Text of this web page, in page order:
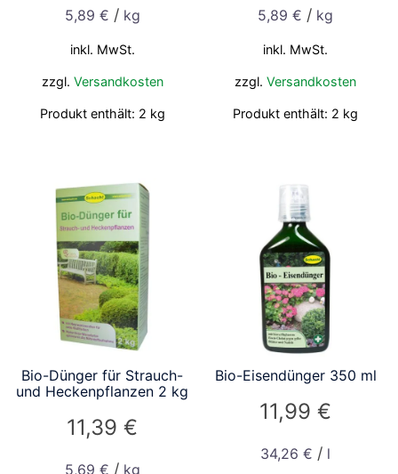
5,89 € / kg
inkl. MwSt.
zzgl. Versandkosten
Produkt enthält: 2 kg
5,89€ / kg
inkl. MwSt.
zzgl.Versandkosten
Produkt enthält: 2 kg
Bio-Dünger für Strauch-
und Heckenpflanzen 2 kg
11,39€
5,69 € / kg
Bio-Eisendünger 350 ml
11,99€
34,26€ / l